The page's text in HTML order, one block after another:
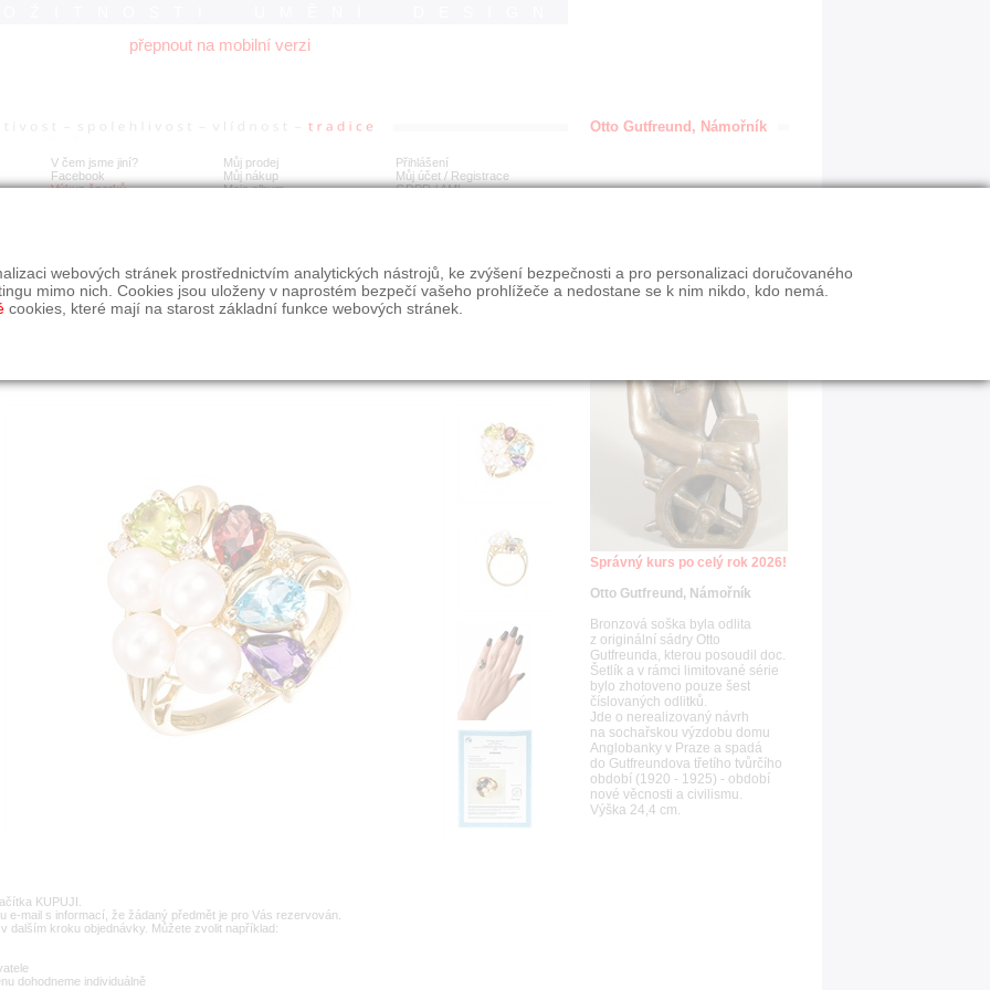
přepnout na mobilní verzi
V čem jsme jiní?
Facebook
Výkup šperků
Můj prodej
Můj nákup
Moje album
Přihlášení
Můj účet / Registrace
GDPR/AML
prsten s Akoya perlami, diamanty a barev. drahokamy
KUPUJI.
mail s informací, že žádaný předmět je pro Vás rezervován.
dalším kroku objednávky. Můžete zvolit například:
dohodneme individuálně
Otto Gutfreund, Námořník
Správný kurs po celý rok 2026!
Otto Gutfreund, Námořník
Bronzová soška byla odlita
z originální sádry Otto
Gutfreunda, kterou posoudil doc.
Šetlík a v rámci limitované série
bylo zhotoveno pouze šest
číslovaných odlitků.
Jde o nerealizovaný návrh
na sochařskou výzdobu domu
Anglobanky v Praze a spadá
do Gutfreundova třetího tvůrčího
období (1920 - 1925) - období
nové věcnosti a civilismu.
Výška 24,4 cm.
webových stránek prostřednictvím analytických nástrojů, ke zvýšení bezpečnosti a pro personalizaci doručovaného
mimo nich. Cookies jsou uloženy v naprostém bezpečí vašeho prohlížeče a nedostane se k nim nikdo, kdo nemá.
cookies, které mají na starost základní funkce webových stránek.